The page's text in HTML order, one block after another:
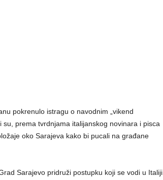
pokrenulo istragu o navodnim „vikend
prema tvrdnjama italijanskog novinara i pisca
oko Sarajeva kako bi pucali na građane
Sarajevo pridruži postupku koji se vodi u Italiji.